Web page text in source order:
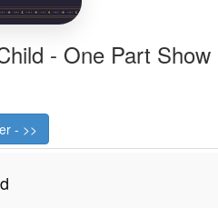
- One Part Show
- >>